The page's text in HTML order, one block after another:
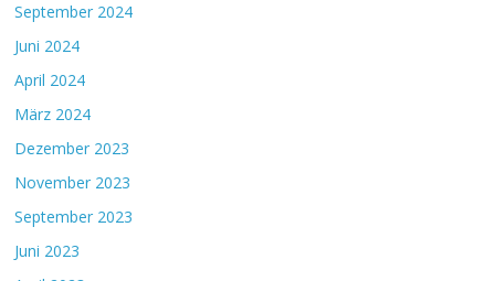
September 2024
Juni 2024
April 2024
März 2024
Dezember 2023
November 2023
September 2023
Juni 2023